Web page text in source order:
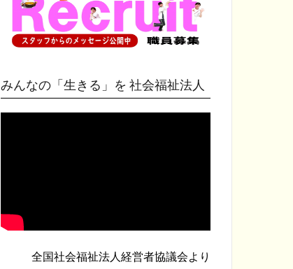
みんなの「生きる」を 社会福祉法人
全国社会福祉法人経営者協議会より